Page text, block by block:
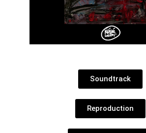
Soundtrack
Reproduction